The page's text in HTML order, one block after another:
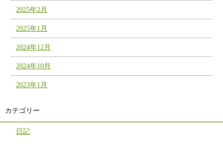
2025年2月
2025年1月
2024年12月
2024年10月
2023年1月
カテゴリー
日記